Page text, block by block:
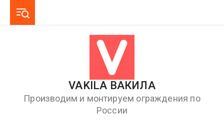
VAKILA ВАКИЛА
Производим и монтируем ограждения по
России